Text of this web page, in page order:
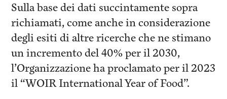
Sulla base dei dati succintamente sopra
richiamati, come anche in considerazione
degli esiti di altre ricerche che ne stimano
un incremento del 40% per il 2030,
l’Organizzazione ha proclamato per il 2023
il “WOIR International Year of Food”.